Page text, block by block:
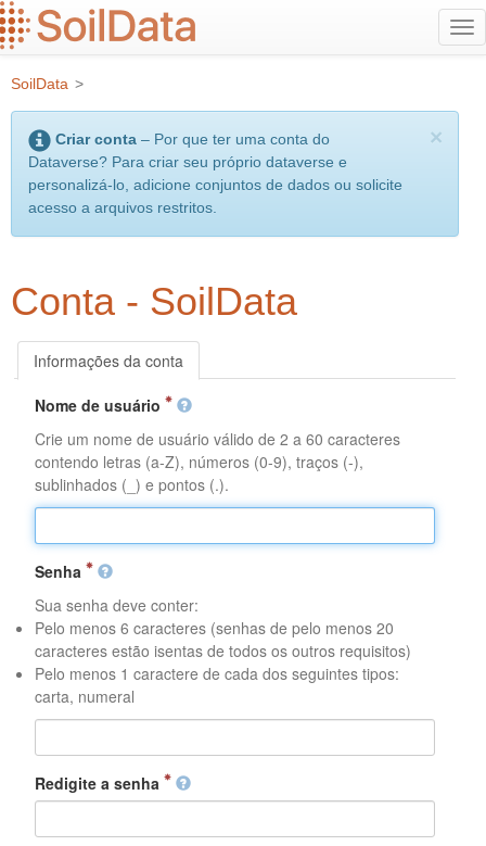
Ir
para
conteúdo
principal
SoilData >
×
Criar conta – Por que ter uma conta do
Dataverse? Para criar seu próprio dataverse e
personalizá-lo, adicione conjuntos de dados ou solicite
acesso a arquivos restritos.
Conta - SoilData
Informações da conta
Nome de usuário
Crie um nome de usuário válido de 2 a 60 caracteres
contendo letras (a-Z), números (0-9), traços (-),
sublinhados (_) e pontos (.).
Senha
Sua senha deve conter:
Pelo menos 6 caracteres (senhas de pelo menos 20
caracteres estão isentas de todos os outros requisitos)
Pelo menos 1 caractere de cada dos seguintes tipos:
carta, numeral
Redigite a senha